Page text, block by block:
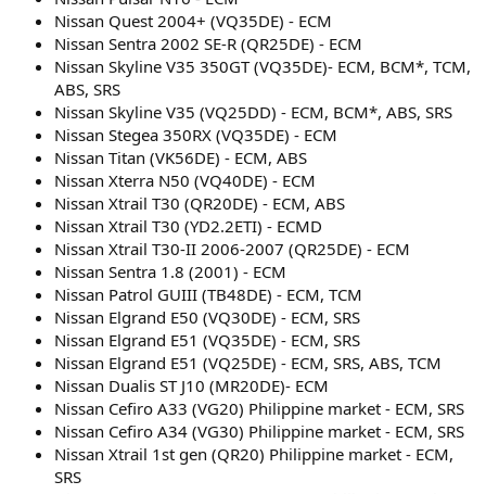
Nissan Quest 2004+ (VQ35DE) - ECM
Nissan Sentra 2002 SE-R (QR25DE) - ECM
Nissan Skyline V35 350GT (VQ35DE)- ECM, BCM*, TCM,
ABS, SRS
Nissan Skyline V35 (VQ25DD) - ECM, BCM*, ABS, SRS
Nissan Stegea 350RX (VQ35DE) - ECM
Nissan Titan (VK56DE) - ECM, ABS
Nissan Xterra N50 (VQ40DE) - ECM
Nissan Xtrail T30 (QR20DE) - ECM, ABS
Nissan Xtrail T30 (YD2.2ETI) - ECMD
Nissan Xtrail T30-II 2006-2007 (QR25DE) - ECM
Nissan Sentra 1.8 (2001) - ECM
Nissan Patrol GUIII (TB48DE) - ECM, TCM
Nissan Elgrand E50 (VQ30DE) - ECM, SRS
Nissan Elgrand E51 (VQ35DE) - ECM, SRS
Nissan Elgrand E51 (VQ25DE) - ECM, SRS, ABS, TCM
Nissan Dualis ST J10 (MR20DE)- ECM
Nissan Cefiro A33 (VG20) Philippine market - ECM, SRS
Nissan Cefiro A34 (VG30) Philippine market - ECM, SRS
Nissan Xtrail 1st gen (QR20) Philippine market - ECM,
SRS